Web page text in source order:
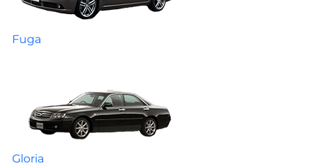
Fuga
Gloria